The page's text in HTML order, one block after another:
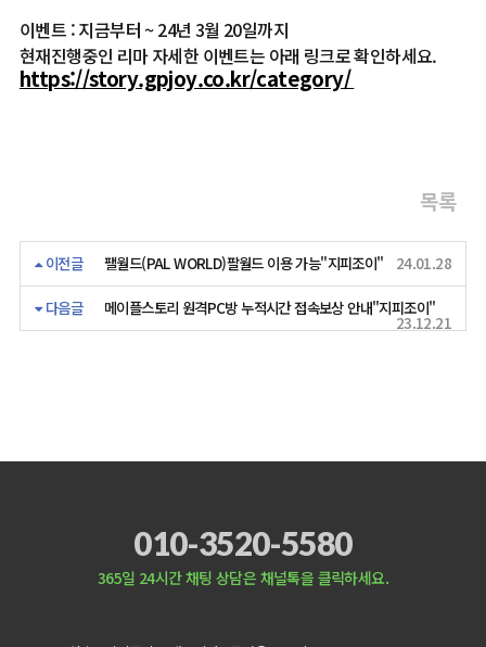
이벤트 : 지금부터 ~ 24년 3월 20일까지
현재진행중인 리마 자세한 이벤트는 아래 링크로 확인하세요.
https://story.gpjoy.co.kr/category/
목록
이전글 팰월드(PAL WORLD)팔월드 이용 가능"지피조이" 24.01.28
다음글 메이플스토리 원격PC방 누적시간 접속보상 안내"지피조이"
23.12.21
010-3520-5580
365일 24시간 채팅 상담은 채널톡을 클릭하세요.